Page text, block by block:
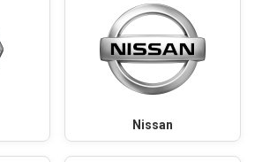
Nissan